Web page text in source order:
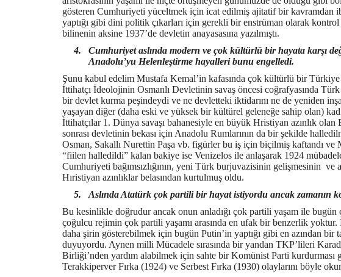
gösteren Cumhuriyeti yüceltmek için icat edilmiş ajitatif bir kavramdan
yaptığı gibi dini politik çıkarları için gerekli bir enstrüman olarak
bilinenin aksine 1937’de devletin anayasasına yazılmıştı.
4.
Cumhuriyet aslında modern ve çok kültürlü bir hayata karşı
Anadolu’yu Helenleştirme hayalleri bunu engelledi.
Şunu kabul edelim Mustafa Kemal’in kafasında çok kültürlü bir Türkiye
İttihatçı İdeolojinin Osmanlı Devletinin savaş öncesi coğrafyasında Türk
bir devlet kurma peşindeydi ve ne devletteki iktidarını ne de yeniden
yaşayan diğer (daha eski ve yüksek bir kültürel geleneğe sahip olan)
İttihatçılar 1. Dünya savaşı bahanesiyle en büyük Hristiyan azınlık
sonrası devletinin bekası için Anadolu Rumlarının da bir şekilde
Osman, Sakallı Nurettin Paşa vb. figürler bu iş için biçilmiş kaftandı ve
“fiilen halledildi” kalan bakiye ise Venizelos ile anlaşarak 1924
Cumhuriyeti bağımsızlığının, yeni Türk burjuvazisinin gelişmesinin
Hıristiyan azınlıklar belasından kurtulmuş oldu.
5.
Aslında Atatürk çok partili bir hayat istiyordu ancak zamanın
Bu kesinlikle doğrudur ancak onun anladığı çok partili yaşam ile bugün
çoğulcu rejimin çok partili yaşamı arasında en ufak bir benzerlik
daha şirin gösterebilmek için bugün Putin’in yaptığı gibi en azından
duyuyordu. Aynen milli Mücadele sırasında bir yandan TKP’lileri
Birliği’nden yardım alabilmek için sahte bir Komünist Parti kurdurması
Terakkiperver Fırka (1924) ve Serbest Fırka (1930) olaylarını böyle